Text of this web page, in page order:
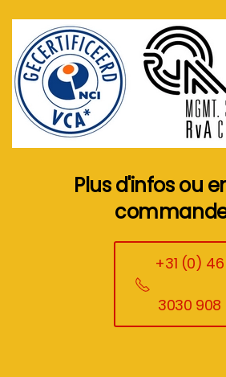
Plus d'infos ou
+31 (0) 46
3030 908